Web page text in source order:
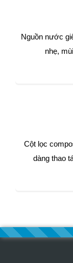
Nguồn nước
nhẹ,
Cột lọc
dàng thao